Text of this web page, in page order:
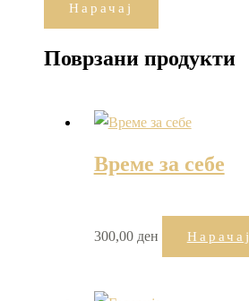
Нарачај
Поврзани продукти
Време за себе
300,00 ден Нарачај